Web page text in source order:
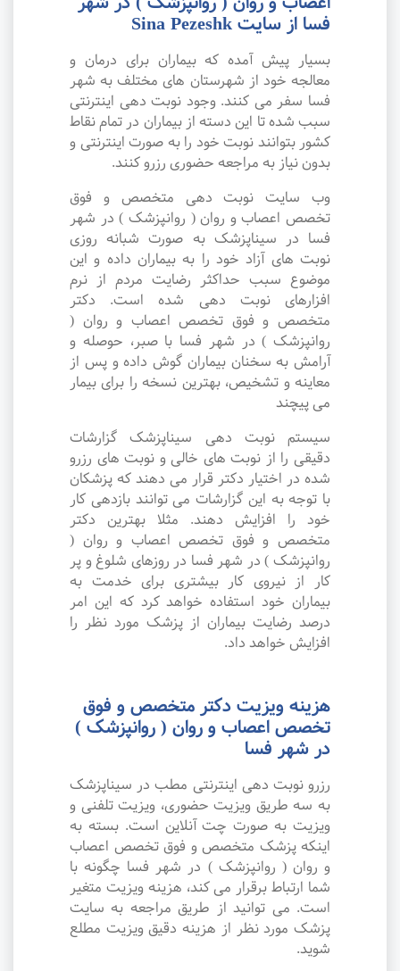
فسا از سایت Sina Pezeshk
بسیار پیش آمده که بیماران برای درمان و
معالجه خود از شهرستان های مختلف به شهر
فسا سفر می کنند. وجود نوبت دهی اینترنتی
سبب شده تا این دسته از بیماران در تمام نقاط
کشور بتوانند نوبت خود را به صورت اینترنتی و
بدون نیاز به مراجعه حضوری رزرو کنند.
وب سایت نوبت دهی متخصص و فوق
تخصص اعصاب و روان ( روانپزشک ) در شهر
فسا در سیناپزشک به صورت شبانه روزی
نوبت های آزاد خود را به بیماران داده و این
موضوع سبب حداکثر رضایت مردم از نرم
افزارهای نوبت دهی شده است. دکتر
متخصص و فوق تخصص اعصاب و روان (
روانپزشک ) در شهر فسا با صبر، حوصله و
آرامش به سخنان بیماران گوش داده و پس از
معاینه و تشخیص، بهترین نسخه را برای بیمار
می پیچند
سیستم نوبت دهی سیناپزشک گزارشات
دقیقی را از نوبت های خالی و نوبت های رزرو
شده در اختیار دکتر قرار می دهند که پزشکان
با توجه به این گزارشات می توانند بازدهی کار
خود را افزایش دهند. مثلا بهترین دکتر
متخصص و فوق تخصص اعصاب و روان (
روانپزشک ) در شهر فسا در روزهای شلوغ و پر
کار از نیروی کار بیشتری برای خدمت به
بیماران خود استفاده خواهد کرد که این امر
درصد رضایت بیماران از پزشک مورد نظر را
افزایش خواهد داد.
هزینه ویزیت دکتر متخصص و فوق
تخصص اعصاب و روان ( روانپزشک )
در شهر فسا
رزرو نوبت دهی اینترنتی مطب در سیناپزشک
به سه طریق ویزیت حضوری، ویزیت تلفنی و
ویزیت به صورت چت آنلاین است. بسته به
اینکه پزشک متخصص و فوق تخصص اعصاب
و روان ( روانپزشک ) در شهر فسا چگونه با
شما ارتباط برقرار می کند، هزینه ویزیت متغیر
است. می توانید از طریق مراجعه به سایت
پزشک مورد نظر از هزینه دقیق ویزیت مطلع
شوید.